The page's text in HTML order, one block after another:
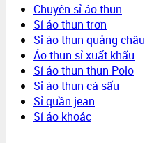
Chuyên sỉ áo thun
Sỉ áo thun trơn
Sỉ áo thun quảng châu
Áo thun sỉ xuất khẩu
Sỉ áo thun thun Polo
Sỉ áo thun cá sấu
Sỉ quần jean
Sỉ áo khoác